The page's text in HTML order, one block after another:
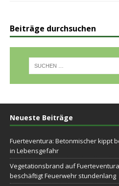
Beiträge durchsuchen
Neueste Beiträge
Fuerteventura: Betonmischer kippt
in Lebensgefahr
Vegetationsbrand auf
beschäftigt Feuerwehr stundenlang